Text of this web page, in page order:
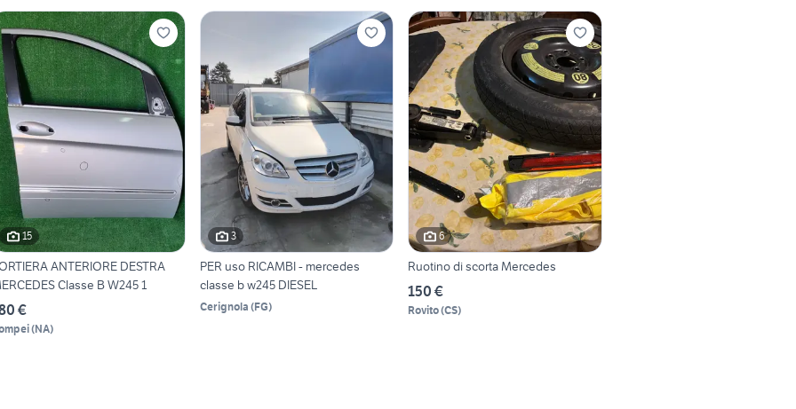
15
ANTERIORE DESTRA
Classe B W245 1
€
(NA)
3
PER uso RICAMBI - mercedes
classe b w245 DIESEL
Cerignola (FG)
6
Ruotino di scorta Mercedes
150 €
Rovito(CS)